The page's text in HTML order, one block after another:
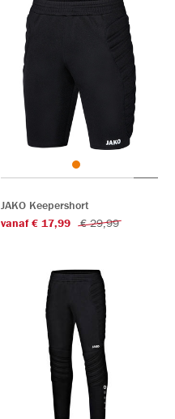
JAKO Keepershort
vanaf € 17,99
€ 29,99